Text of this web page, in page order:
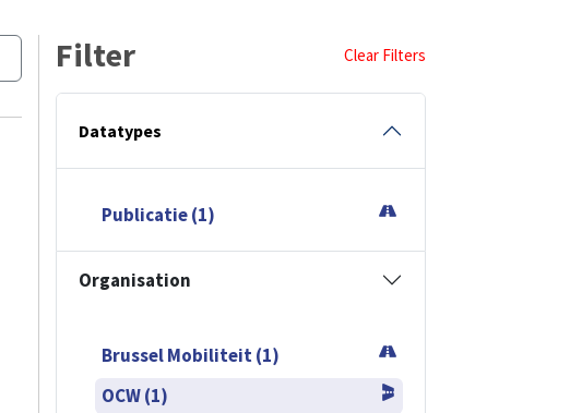
Filter Clear Filters
Datatypes
Publicatie (1)
Organisation
Brussel Mobiliteit (1)
OCW (1)